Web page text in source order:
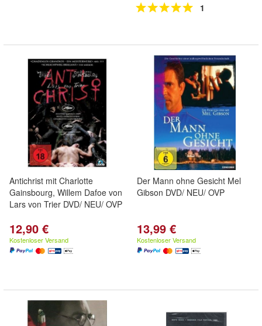
1
Antichrist mit Charlotte
Gainsbourg, Willem Dafoe von
Lars von Trier DVD/ NEU/ OVP
12,90 €
Kostenloser Versand
Der Mann ohne Gesicht Mel
Gibson DVD/ NEU/ OVP
13,99 €
Kostenloser Versand